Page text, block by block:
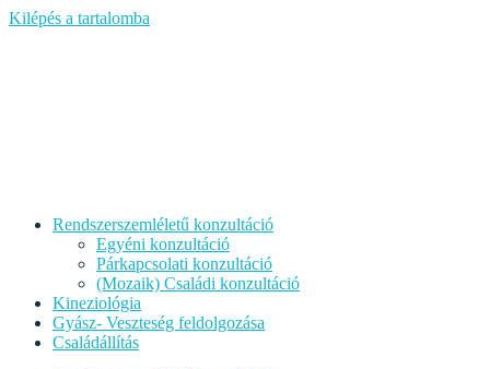
Kilépés a tartalomba
Rendszerszemléletű konzultáció
Egyéni konzultáció
Párkapcsolati konzultáció
(Mozaik) Családi konzultáció
Kineziológia
Gyász- Veszteség feldolgozása
Családállítás